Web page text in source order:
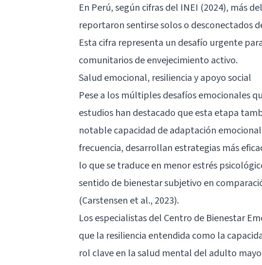
En Perú, según cifras del INEI (2024), más
reportaron sentirse solos o desconectados
Esta cifra representa un desafío urgente
comunitarios de envejecimiento activo.
Salud emocional, resiliencia y apoyo social
Pese a los múltiples desafíos emocionales
estudios han destacado que esta etapa
notable capacidad de adaptación
frecuencia, desarrollan estrategias más
lo que se traduce en menor estrés
sentido de bienestar subjetivo en
(Carstensen et al., 2023).
Los especialistas del Centro de Bienestar
que la resiliencia entendida como la
rol clave en la salud mental del adulto